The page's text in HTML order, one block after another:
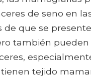
de seno en
de que se
también pueden
tejido